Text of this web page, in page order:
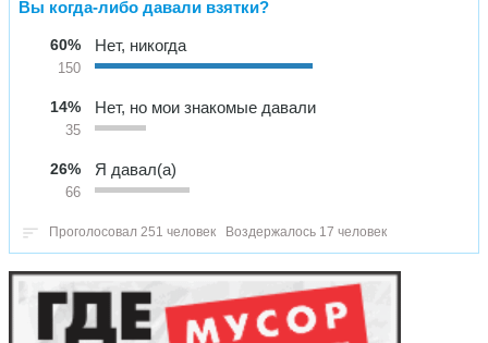
Вы когда-либо давали взятки?
60%
150
Нет, никогда
14%
35
Нет, но мои знакомые давали
26%
66
Я давал(а)
Проголосовал 251 человек Воздержалось 17 человек